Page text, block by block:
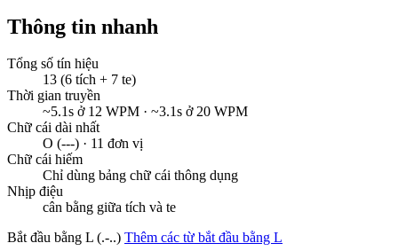
Thông tin nhanh
Tổng số tín hiệu
13 (6 tích + 7 te)
Thời gian truyền
~5.1s ở 12 WPM · ~3.1s ở 20 WPM
Chữ cái dài nhất
O (---) · 11 đơn vị
Chữ cái hiếm
Chỉ dùng bảng chữ cái thông dụng
Nhịp điệu
cân bằng giữa tích và te
Bắt đầu bằng L (.-..) Thêm các từ bắt đầu bằng L